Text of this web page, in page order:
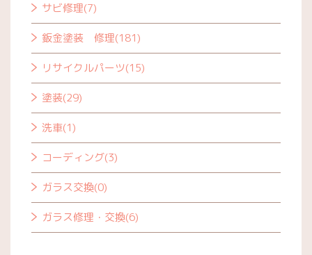
サビ修理(7)
鈑金塗装 修理(181)
リサイクルパーツ(15)
塗装(29)
洗車(1)
コーディング(3)
ガラス交換(0)
ガラス修理・交換(6)